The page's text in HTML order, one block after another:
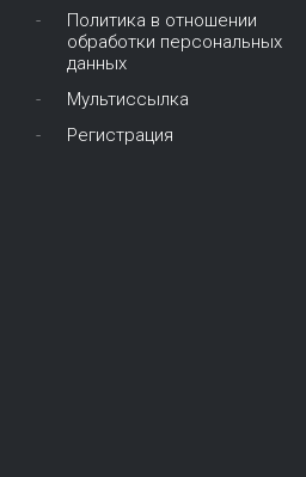
Политика в отношении
обработки персональных
данных
Мультиссылка
Регистрация